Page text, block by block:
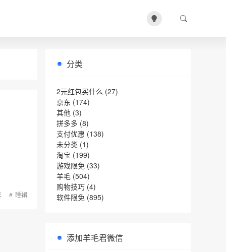
睡裙
分类
2元红包买什么 (27)
京东 (174)
其他(3)
拼多多 (8)
支付优惠 (138)
未分类 (1)
淘宝 (199)
游戏限免(33)
羊毛(504)
购物技巧(4)
软件限免(895)
添加羊毛君微信